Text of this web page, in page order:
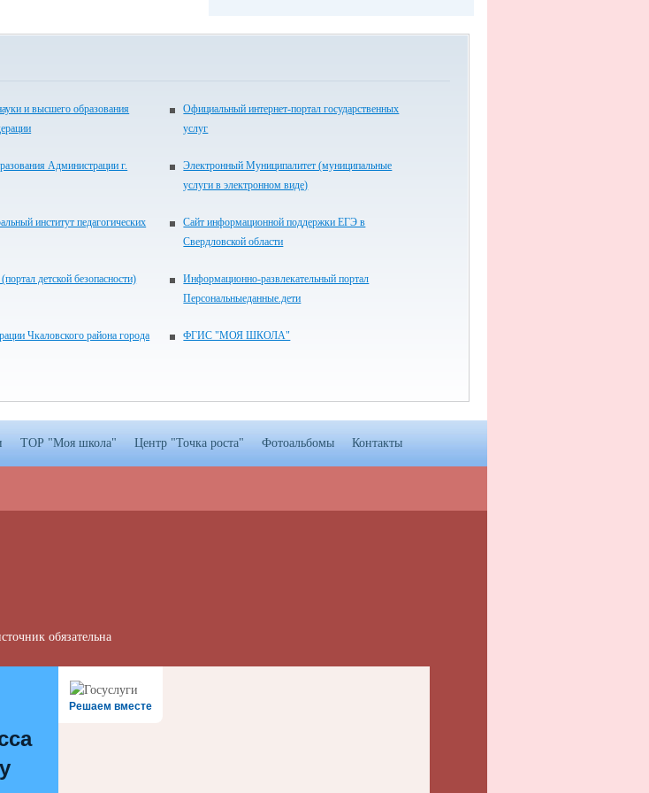
и высшего образования
Официальный интернет-портал государственных
услуг
Администрации г.
Электронный Муниципалитет (муниципальные
услуги в электронном виде)
институт педагогических
Сайт информационной поддержки ЕГЭ в
Свердловской области
детской безопасности)
Информационно-развлекательный портал
Персональныеданные.дети
Чкаловского района города
ФГИС "МОЯ ШКОЛА"
ТОР "Моя школа" Центр "Точка роста" Фотоальбомы Контакты
обязательна
Решаем вместе